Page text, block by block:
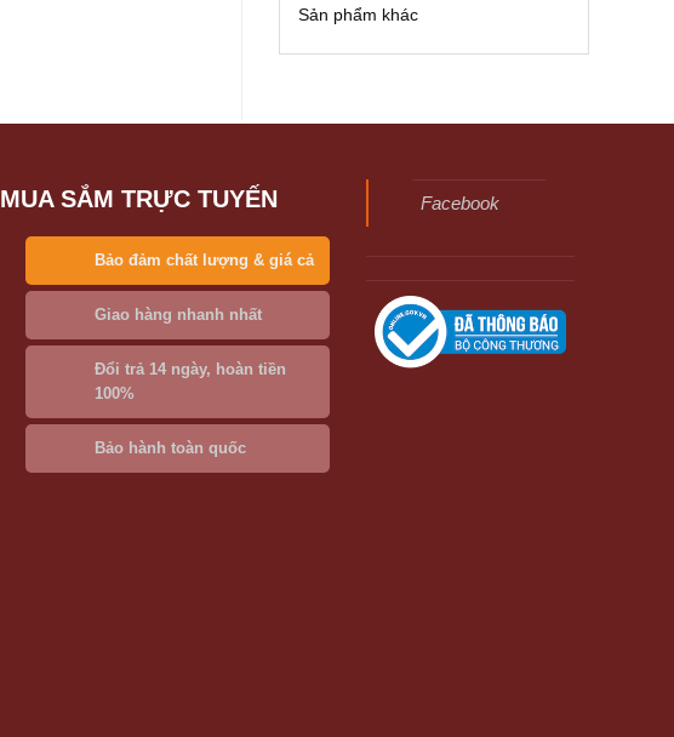
Sản phẩm khác
MUA SẮM TRỰC TUYẾN
Bảo đảm chất lượng & giá cả
Giao hàng nhanh nhất
Đổi trả 14 ngày, hoàn tiền
100%
Bảo hành toàn quốc
Facebook